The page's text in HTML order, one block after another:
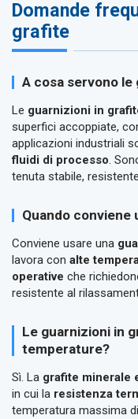
Domande
grafite
A cosa servono
Le guarnizioni in
superfici accoppiate,
applicazioni industriali
fluidi di processo.
tenuta stabile,
Quando conviene
Conviene usare una
lavora con alte
operative che
resistente al
Le guarnizioni in
temperature?
Sì. La grafite minerale
in cui la resistenza
temperatura massima